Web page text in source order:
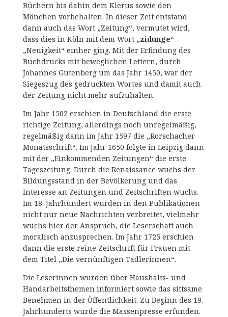
Büchern bis dahin dem Klerus sowie den
Mönchen vorbehalten. In dieser Zeit entstand
dann auch das Wort „Zeitung“, vermutet wird,
dass dies in Köln mit dem Wort „zidunge“ –
„Neuigkeit“ einher ging. Mit der Erfindung des
Buchdrucks mit beweglichen Lettern, durch
Johannes Gutenberg um das Jahr 1450, war der
Siegeszug des gedruckten Wortes und damit auch
der Zeitung nicht mehr aufzuhalten.
Im Jahr 1502 erschien in Deutschland die erste
richtige Zeitung, allerdings noch unregelmäßig,
regelmäßig dann im Jahr 1597 die „Rorschacher
Monatsschrift“. Im Jahr 1650 folgte in Leipzig dann
mit der „Einkommenden Zeitungen“ die erste
Tageszeitung. Durch die Renaissance wuchs der
Bildungsstand in der Bevölkerung und das
Interesse an Zeitungen und Zeitschriften wuchs.
Im 18. Jahrhundert wurden in den Publikationen
nicht nur neue Nachrichten verbreitet, vielmehr
wuchs hier der Anspruch, die Leserschaft auch
moralisch anzusprechen. Im Jahr 1725 erschien
dann die erste reine Zeitschrift für Frauen mit
dem Titel „Die vernünftigen Tadlerinnen“.
Die Leserinnen wurden über Haushalts- und
Handarbeitsthemen informiert sowie das sittsame
Benehmen in der Öffentlichkeit. Zu Beginn des 19.
Jahrhunderts wurde die Massenpresse erfunden.